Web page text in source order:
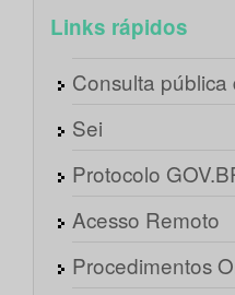
Links rápidos
Consulta pública
Sei
Protocolo
Acesso Remoto
Procedimentos